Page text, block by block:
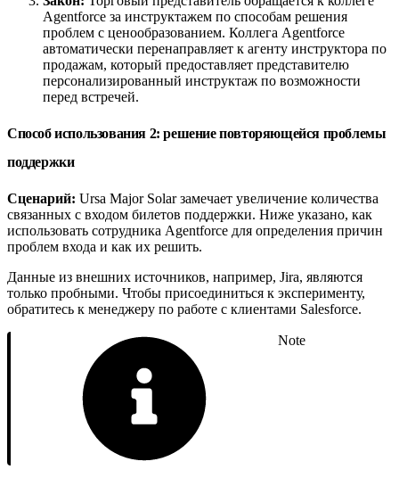
Agentforce за инструктажем по способам решения
проблем с ценообразованием. Коллега Agentforce
автоматически перенаправляет к агенту инструктора по
продажам, который предоставляет представителю
персонализированный инструктаж по возможности
перед встречей.
Способ использования 2: решение повторяющейся проблемы
поддержки
Сценарий: Ursa Major Solar замечает увеличение количества
связанных с входом билетов поддержки. Ниже указано, как
использовать сотрудника Agentforce для определения причин
проблем входа и как их решить.
Данные из внешних источников, например, Jira, являются
только пробными. Чтобы присоединиться к эксперименту,
обратитесь к менеджеру по работе с клиентами Salesforce.
Note